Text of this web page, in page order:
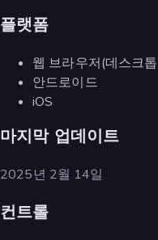
플랫폼
웹 브라우저(데스크
안드로이드
iOS
마지막 업데이트
2025년 2월 14일
컨트롤